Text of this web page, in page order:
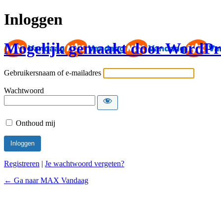
Inloggen
Mogelijk gemaakt door
Gebruikersnaam of e-mailadres
Wachtwoord
Onthoud mij
Registreren | Je wachtwoord vergeten?
← Ga naar MAX Vandaag